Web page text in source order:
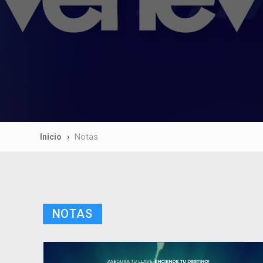
Inicio Notas
NOTAS